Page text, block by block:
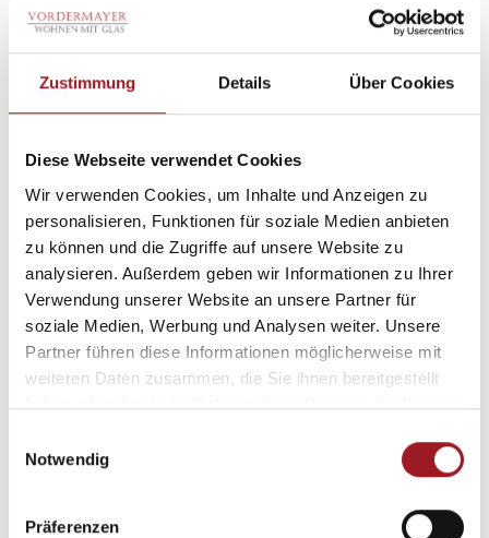
Zustimmung Details Über Cookies
Diese Webseite verwendet Cookies
Wir verwenden Cookies, um Inhalte und Anzeigen zu
personalisieren, Funktionen für soziale Medien anbieten
zu können und die Zugriffe auf unsere Website zu
analysieren. Außerdem geben wir Informationen zu Ihrer
Verwendung unserer Website an unsere Partner für
soziale Medien, Werbung und Analysen weiter. Unsere
Partner führen diese Informationen möglicherweise mit
weiteren Daten zusammen, die Sie ihnen bereitgestellt
haben oder die sie im Rahmen Ihrer Nutzung der Dienste
Notwendig
Präferenzen
hoher Brandschutz
pflegeleicht
Nähere Infos :
www.schueco.com
www.kawneer.com
Downloads
Entdecken Sie praktischeBedienungsanleitungen,
Pflege- und Sicherheitsinfos, Flyer und mehrzum
direkten Herunterladen – übersichtlich gesammelt
für Ihren schnellen Zugriff.